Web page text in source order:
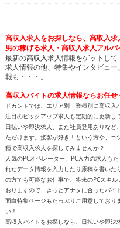
高収入求人をお探しなら、高収入求
男の稼げる求人・高収入求人アル
最新の高収入求人情報をゲットして
求人情報の他、特集やインタビュ
報も・・・。
高収入バイトの求人情報ならお任せ
ドカントでは、エリア別・業種別に高収入
注目のピックアップ求人も定期的に更新し
日払いや即決求人、また社員登用ありな
ただけます。接客が好き！という方や、
種で高収入求人を探してみませんか？
人気のPCオペレーター、PC入力の求人も
れたデータ情報を入力したり原稿を書いた
の方でも可能なお仕事で、将来のPCスキ
おりますので、きっとアナタに合ったバイ
面白特集ページもたっぷりご用意しており
い！
高収入バイトをお探しなら、日払いや即